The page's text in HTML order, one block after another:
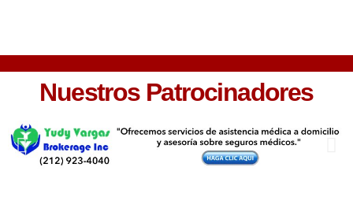
Nuestros Patrocinadores